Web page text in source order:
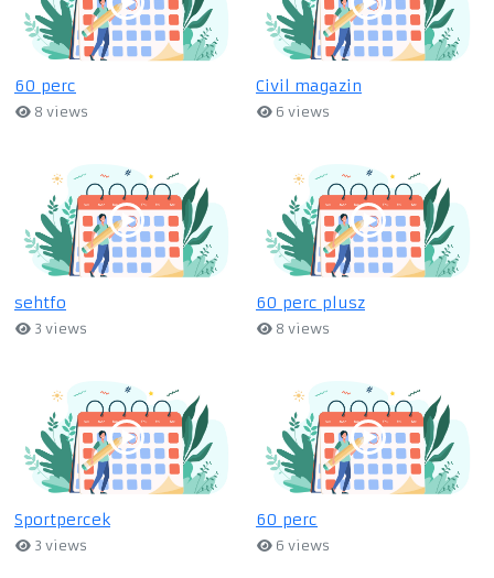
60 perc
8 views
Civil magazin
6 views
sehtfo
3 views
60 perc plusz
8 views
Sportpercek
3 views
60 perc
6 views